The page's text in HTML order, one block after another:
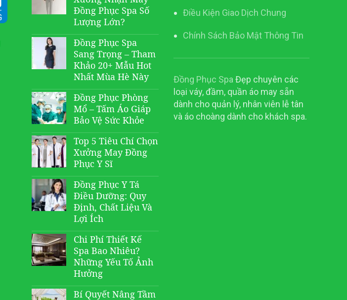
Đồng Phục Spa Số
Lượng Lớn?
Đồng Phục Spa
Sang Trọng – Tham
Khảo 20+ Mẫu Hot
Nhất Mùa Hè Này
Đồng Phục Phòng
Mổ – Tấm Áo Giáp
Bảo Vệ Sức Khỏe
Top 5 Tiêu Chí Chọn
Xưởng May Đồng
Phục Y Sĩ
Đồng Phục Y Tá
Điều Dưỡng: Quy
Định, Chất Liệu Và
Lợi Ích
Chi Phí Thiết Kế
Spa Bao Nhiêu?
Những Yếu Tố Ảnh
Hưởng
Bí Quyết Nâng Tầm
Điều Kiện Giao Dịch Chung
Chính Sách Bảo Mật Thông Tin
Đồng Phục SpaĐẹp chuyên các
loại váy, đầm, quần áo may sẵn
dành cho quản lý, nhân viên lễ tân
và áo choàng dành cho khách spa.